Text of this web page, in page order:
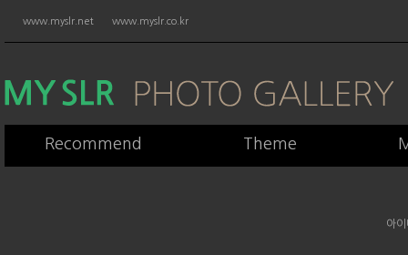
www.myslr.net www.myslr.co.kr
Recommend Theme
아이